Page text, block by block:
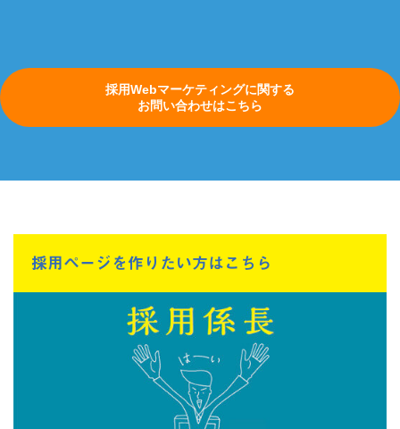
採用Webマーケティングに関する
お問い合わせはこちら
採用ページを作りたい方はこちら